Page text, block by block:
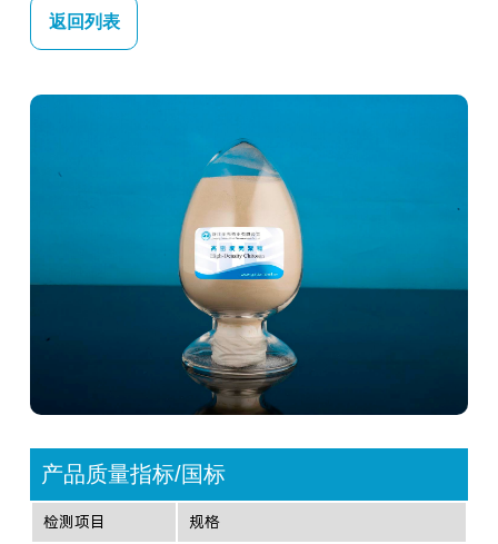
返回列表
产品质量指标/国标
检测项目
规格